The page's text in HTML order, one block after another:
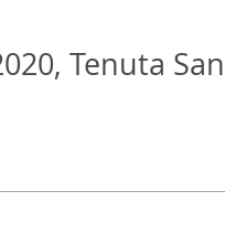
Tenuta